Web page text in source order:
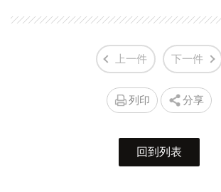
上一件 下一件
列印 分享
回到列表